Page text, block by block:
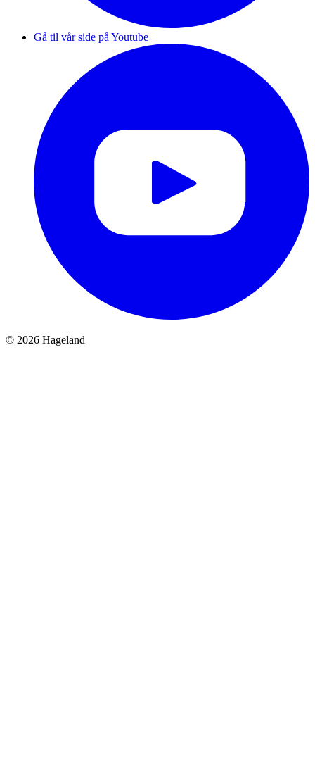
Gå til vår side på Youtube
© 2026 Hageland